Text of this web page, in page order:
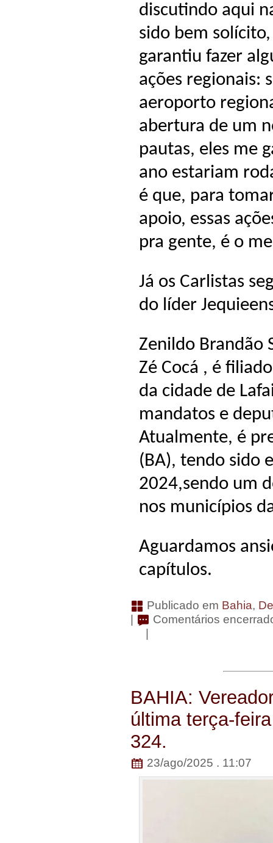
discutindo aqui
sido bem
garantiu fazer
ações regionais:
aeroporto
abertura de um
pautas, eles me
ano estariam
é que, para
apoio, essas
pra gente, é o
Já os Carlistas
do líder
Zenildo Brandão
Zé Cocá , é
da cidade de
mandatos e
Atualmente, é
(BA), tendo sido
2024,sendo um
nos municípios
Aguardamos
capítulos.
Publicado em Bahia,
Comentários
BAHIA:
última terça-
324.
23/ago/2025 . 11:07